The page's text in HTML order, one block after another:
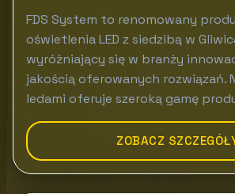
FDS System to renomowany
oświetlenia LED z siedzibą w
wyróżniający się w branży
jakością oferowanych rozwiązań.
ledami oferuje szeroką gamę
ZOBACZ